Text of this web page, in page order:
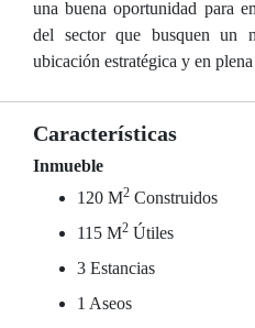
una buena oportunidad para
del sector que busquen un
ubicación estratégica y en
Características
Inmueble
120 M2 Construidos
115 M2 Útiles
3 Estancias
1 Aseos